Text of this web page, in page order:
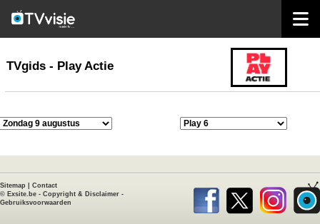
TVgids
TVgids - Play Actie
Sitemap
Contact
© Exsite.be - Copyright & Disclaimer -
Gebruiksvoorwaarden